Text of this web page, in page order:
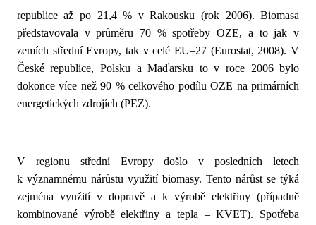
republice až po 21,4 % v Rakousku (rok 2006). Biomasa
představovala v průměru 70 % spotřeby OZE, a to jak v
zemích střední Evropy, tak v celé EU–27 (Eurostat, 2008). V
České republice, Polsku a Maďarsku to v roce 2006 bylo
dokonce více než 90 % celkového podílu OZE na primárních
energetických zdrojích (PEZ).
V regionu střední Evropy došlo v posledních letech
k významnému nárůstu využití biomasy. Tento nárůst se týká
zejména využití v dopravě a k výrobě elektřiny (případně
kombinované výrobě elektřiny a tepla – KVET). Spotřeba